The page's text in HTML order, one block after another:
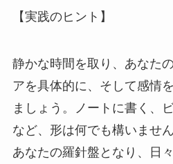
【実践のヒント】
静かな時間を取り、あなた
アを具体的に、そして感情
ましょう。ノートに書く、
など、形は何でも構いませ
あなたの羅針盤となり、日